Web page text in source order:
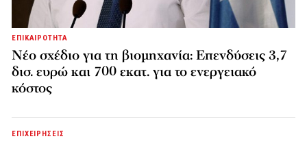
ΕΠΙΚΑΙΡΟΤΗΤΑ
Νέο σχέδιο για τη βιομηχανία: Επενδύσεις 3,7
δισ. ευρώ και 700 εκατ. για το ενεργειακό
κόστος
ΕΠΙΧΕΙΡΗΣΕΙΣ